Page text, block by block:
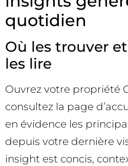
quotidien
Où les trouver
les lire
Ouvrez votre propriété
consultez la page
en évidence les
depuis votre dernière
insight est concis,